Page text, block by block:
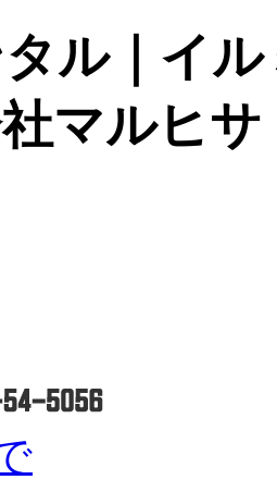
ル｜イ
社マルヒサ